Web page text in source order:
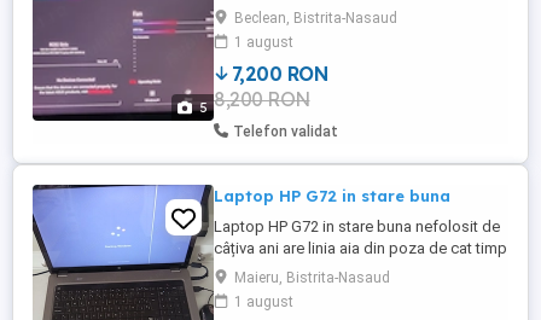
5
Procesor intel i9-12900H Placă video
integrată Intel Placă video dedicată Nvidia
GeForce GTX 3080ti 16gb VR RAM 32 GB
ddr5
Beclean, Bistrita-Nasaud
1 august
7,200 RON
8,200 RON
Telefon validat
Laptop HP G72 in stare buna
Laptop HP G72 in stare buna nefolosit de
câțiva ani are linia aia din poza de cat timp
îl dețin și bateria slabă în rest
funcționează f bn
Maieru, Bistrita-Nasaud
1 august